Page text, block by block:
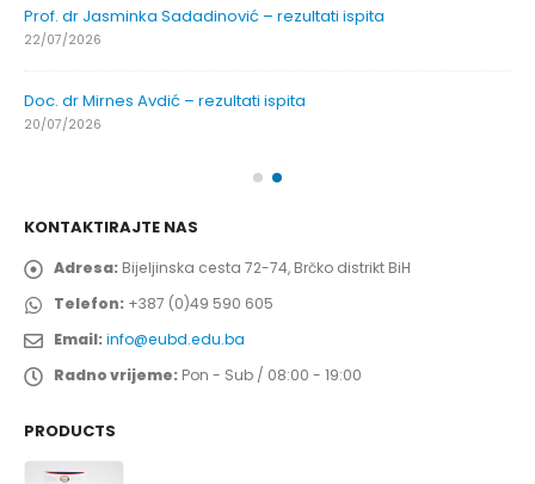
Prof. dr Jasminka Sadadinović – rezultati ispita
22/07/2026
Doc. dr Mirnes Avdić – rezultati ispita
20/07/2026
KONTAKTIRAJTE NAS
Adresa: Bijeljinska cesta 72-74, Brčko distrikt BiH
Telefon: +387 (0)49 590 605
Email:info@eubd.edu.ba
Radno vrijeme: Pon - Sub / 08:00 - 19:00
PRODUCTS